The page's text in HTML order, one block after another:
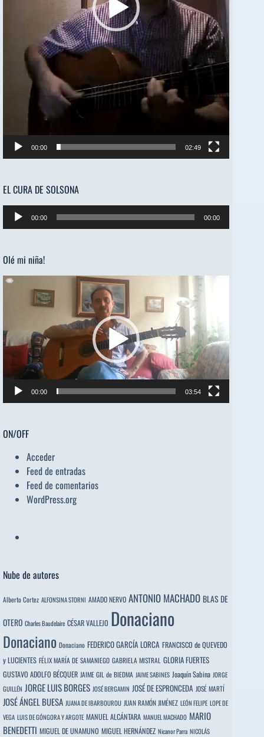
00:00 02:49
EL CURA DE SOLSONA
Reproductor
de
00:00 00:00
Olé mi niña!
Reproductor
00:00 03:54
ON/OFF
Acceder
Feed de entradas
Feed de comentarios
WordPress.org
Nube de autores
Alberto Cortez ALFONSINA STORNI AMADO NERVO ANTONIO MACHADO BLAS DE
OTERO Charles Baudelaire CÉSAR VALLEJO Donaciano
Donaciano Donaciano FEDERICO GARCÍA LORCA FRANCISCO de QUEVEDO
y LUCIENTES FÉLIX MARÍA DE SAMANIEGO GABRIELA MISTRAL GLORIA FUERTES
GUSTAVO ADOLFO BÉCQUER JAIME GIL de BIEDMA JAIME SABINES Joaquín Sabina JORGE
GUILLÉN JORGE LUIS BORGES JOSÉ BERGAMIN JOSÉ DE ESPRONCEDA JOSÉ MARTÍ
JOSÉ ÁNGEL BUESA JUANA DE IBARBOUROU JUAN RAMÓN JIMÉNEZ LEÓN FELIPE LOPE DE
VEGA LUIS DE GÓNGORA Y ARGOTE MANUEL ALCÁNTARA MANUEL MACHADO MARIO
BENEDETTI MIGUEL DE UNAMUNO MIGUEL HERNÁNDEZ Nicanor Parra NICOLÁS